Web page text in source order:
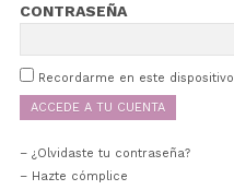
CONTRASEÑA
Recordarme en este dispositivo
¿Olvidaste tu contraseña?
– Hazte cómplice